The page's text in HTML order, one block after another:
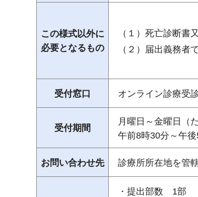
この様式以外に
必要となるもの
（１）死亡診断書
（２）届出義務者
受付窓口 オンライン診療受
受付期間
月曜日～金曜日（
午前8時30分～午
お問い合わせ先 診療所所在地を管
・提出部数 1部